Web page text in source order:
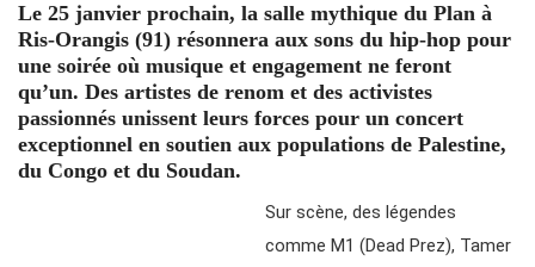
Le 25 janvier prochain, la salle mythique du Plan à
Ris-Orangis (91) résonnera aux sons du hip-hop pour
une soirée où musique et engagement ne feront
qu’un. Des artistes de renom et des activistes
passionnés unissent leurs forces pour un concert
exceptionnel en soutien aux populations de Palestine,
du Congo et du Soudan.
Sur scène, des légendes
comme M1 (Dead Prez), Tamer